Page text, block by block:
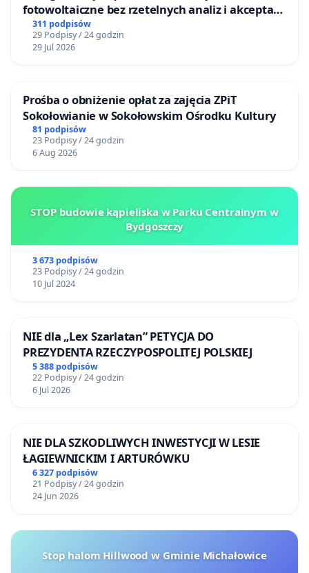
fotowoltaiczne bez rzetelnych analiz i akceptacji
mieszkańców
311 podpisów
29 Podpisy / 24 godzin
29 Jul 2026
Prośba o obniżenie opłat za zajęcia ZPiT
Sokołowianie w Sokołowskim Ośrodku Kultury
81 podpisów
23 Podpisy / 24 godzin
6 Aug 2026
STOP budowie kąpieliska w Parku Centralnym w
Bydgoszczy
3 673 podpisów
23 Podpisy / 24 godzin
10 Jul 2024
NIE dla „Lex Szarlatan” PETYCJA DO
PREZYDENTA RZECZYPOSPOLITEJ POLSKIEJ
5 388 podpisów
22 Podpisy / 24 godzin
6 Jul 2026
NIE DLA SZKODLIWYCH INWESTYCJI W LESIE
ŁAGIEWNICKIM I ARTURÓWKU
6 327 podpisów
21 Podpisy / 24 godzin
24 Jun 2026
Stop halom Hillwood w Gminie Michałowice